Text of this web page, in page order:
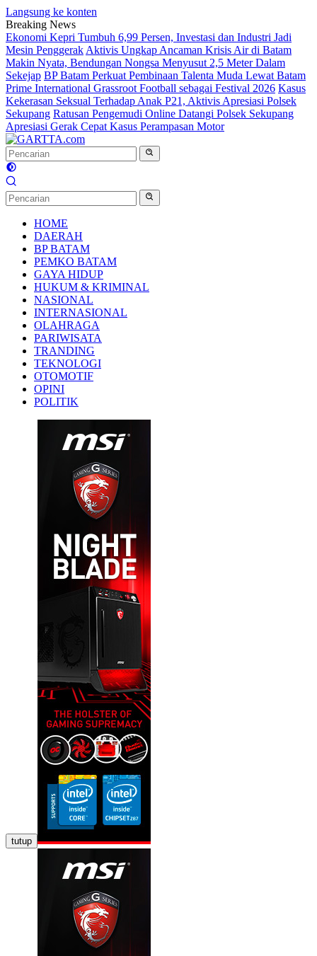
Langsung ke konten
Breaking News
Ekonomi Kepri Tumbuh 6,99 Persen, Investasi dan Industri Jadi
Mesin Penggerak Aktivis Ungkap Ancaman Krisis Air di Batam
Makin Nyata, Bendungan Nongsa Menyusut 2,5 Meter Dalam
Sekejap BP Batam Perkuat Pembinaan Talenta Muda Lewat Batam
Prime International Grassroot Football sebagai Festival 2026 Kasus
Kekerasan Seksual Terhadap Anak P21, Aktivis Apresiasi Polsek
Sekupang Ratusan Pengemudi Online Datangi Polsek Sekupang
Apresiasi Gerak Cepat Kasus Perampasan Motor
HOME
DAERAH
BP BATAM
PEMKO BATAM
GAYA HIDUP
HUKUM & KRIMINAL
NASIONAL
INTERNASIONAL
OLAHRAGA
PARIWISATA
TRANDING
TEKNOLOGI
OTOMOTIF
OPINI
POLITIK
tutup